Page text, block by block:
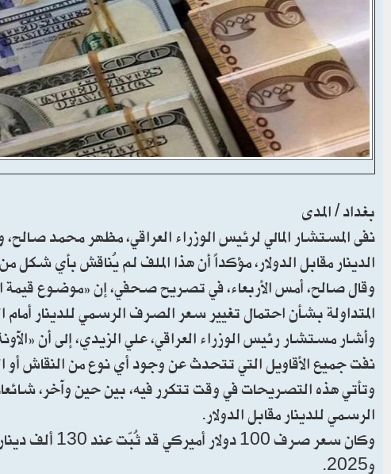
بغداد / المدى
نفى المستشار المالي لرئيس الوزراء العراقي، مظهر محمد
الدينار مقابل الدولار، مؤكداً أن هذا الملف لم يُناقش بأي شكل
وقال صالح، أمس الأربعاء، في تصريح صحفي، إن «موضوع
المتداولة بشأن احتمال تغيير سعر الصرف الرسمي للدينار أمام
وأشار مستشار رئيس الوزراء العراقي، علي الزيدي، إلى أن
نفت جميع الأقاويل التي تتحدث عن وجود أي نوع من النقاش أو
وتأتي هذه التصريحات في وقت تتكرر فيه، بين حين وآخر،
الرسمي للدينار مقابل الدولار.
و2025.